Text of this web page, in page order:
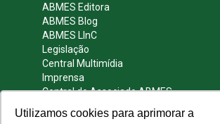
Utilizamos cookies para aprimorar a
ABMES Editora
ABMES Blog
ABMES LInC
Legislação
Central Multimídia
Imprensa
Central do Associado ABMES